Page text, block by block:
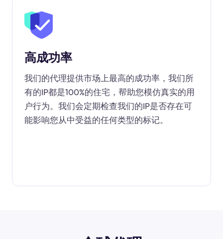
高成功率
我们的代理提供市场上最高的成功率，我们所
有的IP都是100%的住宅，帮助您模仿真实的用
户行为。我们会定期检查我们的IP是否存在可
能影响您从中受益的任何类型的标记。